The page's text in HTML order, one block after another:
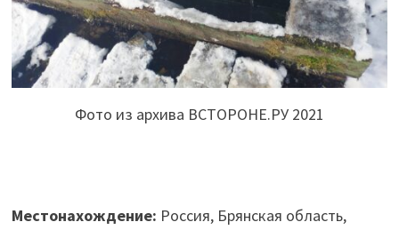
Фото из архива ВСТОРОНЕ.РУ 2021
Местонахождение: Россия, Брянская область,